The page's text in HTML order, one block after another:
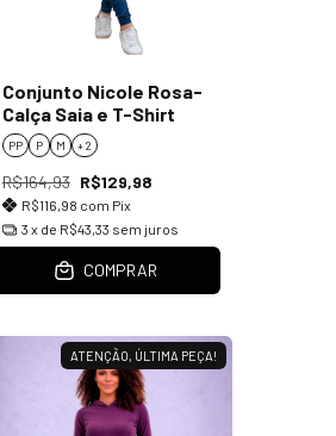
Conjunto Nicole Rosa-
Calça Saia e T-Shirt
PP P M + 2
R$164,93 R$129,98
R$116,98 com Pix
3 x de R$43,33 sem juros
COMPRAR
ATENÇÃO, ÚLTIMA PEÇA!